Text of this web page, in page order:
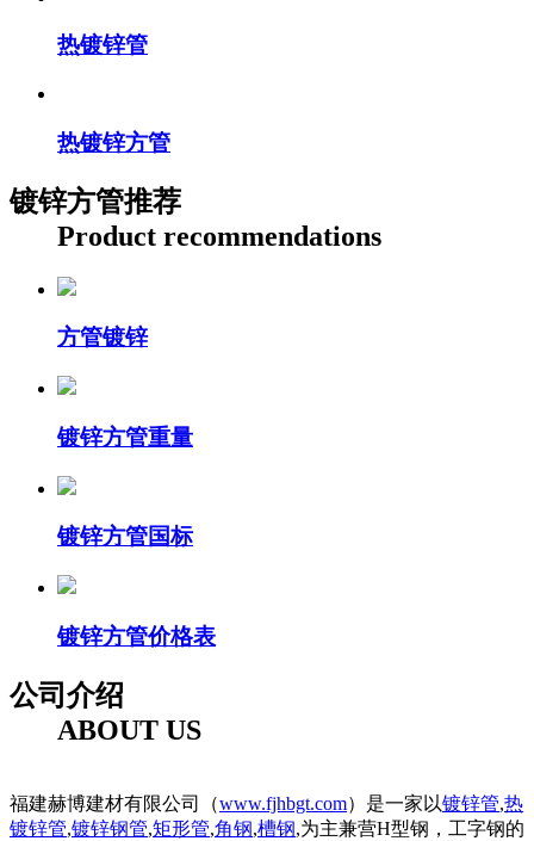
热镀锌管
热镀锌方管
镀锌方管推荐
Product recommendations
方管镀锌
镀锌方管重量
镀锌方管国标
镀锌方管价格表
公司介绍
ABOUT US
福建赫博建材有限公司（www.fjhbgt.com）是一家以镀锌管,热
镀锌管,镀锌钢管,矩形管,角钢,槽钢,为主兼营H型钢，工字钢的